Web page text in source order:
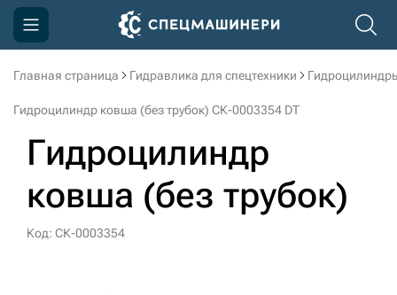
Главная страница Гидравлика для спецтехники
Гидроцилиндр ковша (без трубок) СК-0003354 DT
Гидроцилиндр
ковша (без трубок)
Код: СК-0003354
Компания
Доставка и оплата
Информация
Контакты